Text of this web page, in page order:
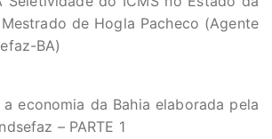
de Hogla Pacheco (Agente
BA)
economia da Bahia elaborada pela
– PARTE 1